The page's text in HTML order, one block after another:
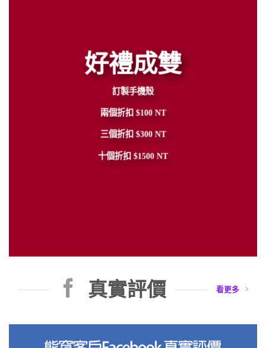
好禮成雙
訂製手機殼
兩個折扣 $100 NT
三個折扣 $300 NT
十個折扣 $1500 NT
真實評價 看更多